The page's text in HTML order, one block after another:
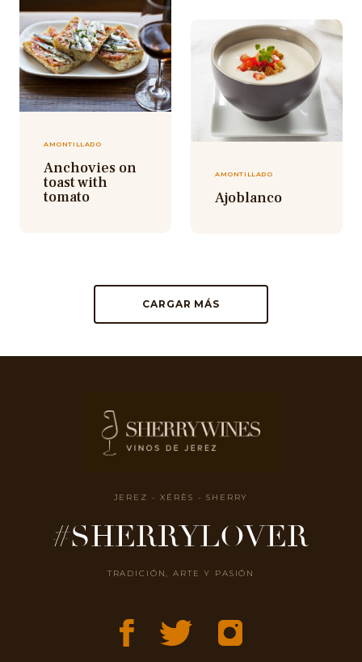
AMONTILLADO
Anchovies on
toast with
tomato
AMONTILLADO
Ajoblanco
CARGAR MÁS
JEREZ - XÉRÈS - SHERRY
#SHERRYLOVER
TRADICIÓN, ARTE Y PASIÓN